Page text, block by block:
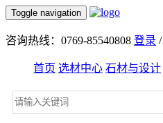
Toggle navigation
咨询热线：0769-85540808 登录 /
首页 选材中心 石材与设计